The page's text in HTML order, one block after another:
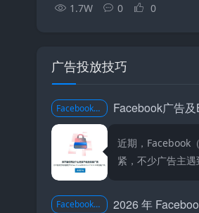
1.7W 0 0
广告投放技巧
Facebook投流技巧
近期，Facebook
紧，不少广告主
Facebook投流技巧